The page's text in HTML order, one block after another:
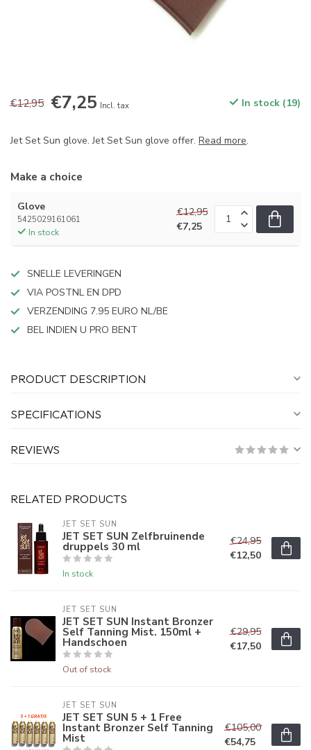
€12,95 €7,25 Incl. tax In stock (19)
Jet Set Sun glove. Jet Set Sun glove offer. Read more.
Make a choice
Glove
5425029161061
In stock
€12,95
€7,25
SNELLE LEVERINGEN
VIA POSTNL EN DPD
VERZENDING 7.95 EURO NL/BE
BEL INDIEN U PRO BENT
PRODUCT DESCRIPTION
SPECIFICATIONS
REVIEWS
RELATED PRODUCTS
JET SET SUN
JET SET SUN Zelfbruinende
druppels 30 ml
In stock
€24,95
€12,50
JET SET SUN
JET SET SUN Instant Bronzer
Self Tanning Mist. 150ml +
Handschoen
Out of stock
€29,95
€17,50
JET SET SUN
JET SET SUN 5 + 1 Free
Instant Bronzer Self Tanning
Mist
€105,00
€54,75